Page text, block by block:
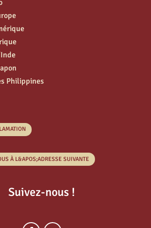
Philippines
À L&APOS;ADRESSE SUIVANTE
Suivez-nous !